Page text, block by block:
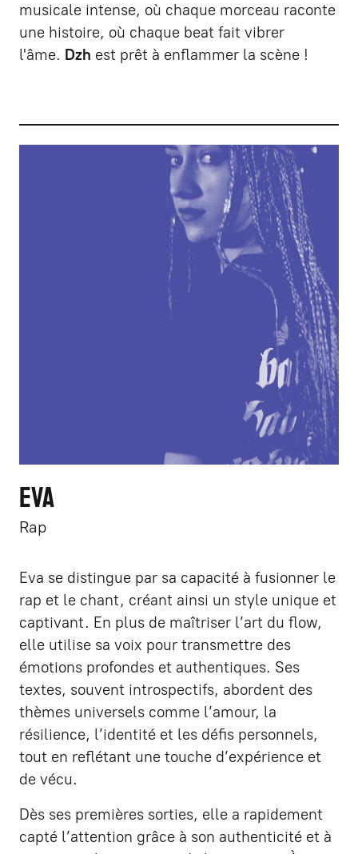
musicale intense, où chaque morceau raconte
une histoire, où chaque beat fait vibrer
l'âme. Dzh est prêt à enflammer la scène !
EVA
Rap
Eva se distingue par sa capacité à fusionner le
rap et le chant, créant ainsi un style unique et
captivant. En plus de maîtriser l’art du flow,
elle utilise sa voix pour transmettre des
émotions profondes et authentiques. Ses
textes, souvent introspectifs, abordent des
thèmes universels comme l’amour, la
résilience, l’identité et les défis personnels,
tout en reflétant une touche d’expérience et
de vécu.
Dès ses premières sorties, elle a rapidement
capté l’attention grâce à son authenticité et à